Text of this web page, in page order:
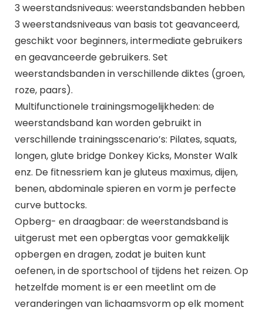
3 weerstandsniveaus: weerstandsbanden hebben
3 weerstandsniveaus van basis tot geavanceerd,
geschikt voor beginners, intermediate gebruikers
en geavanceerde gebruikers. Set
weerstandsbanden in verschillende diktes (groen,
roze, paars).
Multifunctionele trainingsmogelijkheden: de
weerstandsband kan worden gebruikt in
verschillende trainingsscenario’s: Pilates, squats,
longen, glute bridge Donkey Kicks, Monster Walk
enz. De fitnessriem kan je gluteus maximus, dijen,
benen, abdominale spieren en vorm je perfecte
curve buttocks.
Opberg- en draagbaar: de weerstandsband is
uitgerust met een opbergtas voor gemakkelijk
opbergen en dragen, zodat je buiten kunt
oefenen, in de sportschool of tijdens het reizen. Op
hetzelfde moment is er een meetlint om de
veranderingen van lichaamsvorm op elk moment